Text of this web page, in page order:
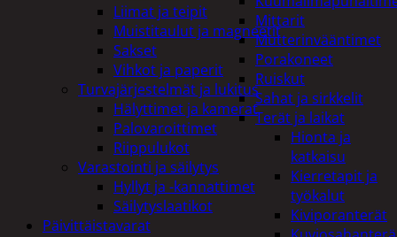
Mittarit
Mutterinvääntimet
Porakoneet
Ruiskut
Sahat ja sirkkelit
Terät ja laikat
Hionta ja
katkaisu
Kierretapit ja
työkalut
Kiviporanterät
Liimat ja teipit
Muistitaulut ja magneetit
Sakset
Vihkot ja paperit
Turvajärjestelmät ja lukitus
Hälyttimet ja kamerat
Palovaroittimet
Riippulukot
Varastointi ja säilytys
Hyllyt ja -kannattimet
Säilytyslaatikot
Päivittäistavarat